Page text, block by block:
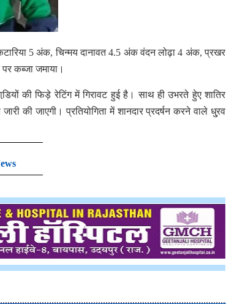
5 अंक, चिन्मय दानावत 4.5 अंक वंदन लोढ़ा 4 अंक, प्रखर
कब्जा जमाया।
की फिड़े रेटिंग में गिरावट हुई है। साथ ही उभरते हेुए शातिर
की जाएगी। प्रतियोगिता में शानदार प्रदर्षन करने वाले धु्रव